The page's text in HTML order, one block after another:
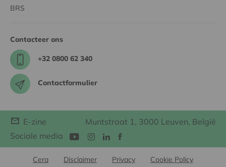
BRS
Contacteer ons
+32 0800 62 340
Contactformulier
E-zine
Muntstraat 1, 3000 Leuven, België
Sociale media
Cera Disclaimer Privacy Cookie Policy